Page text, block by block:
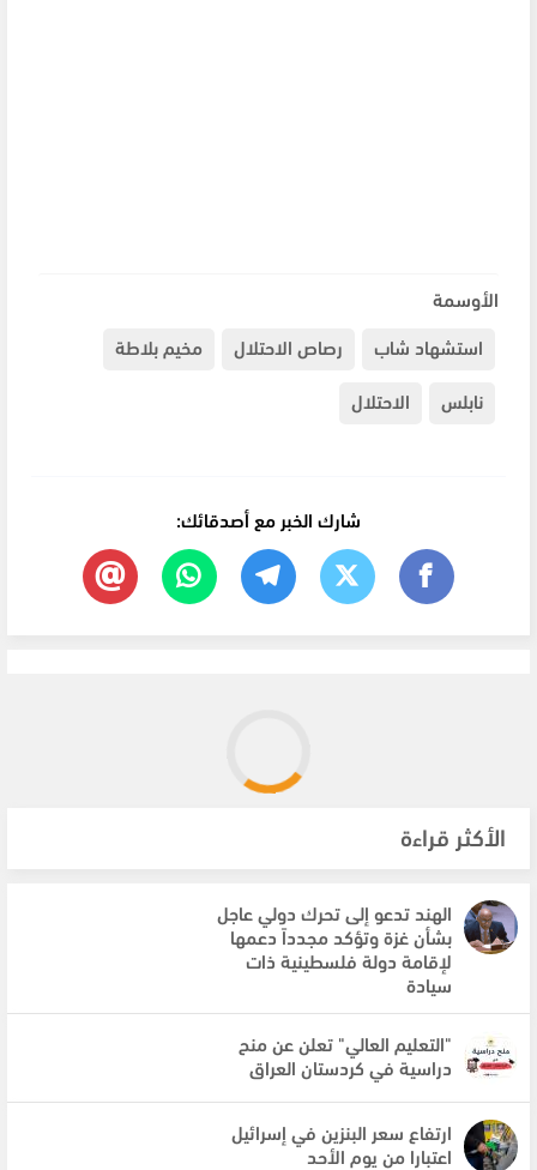
الأوسمة
استشهاد شاب
رصاص الاحتلال
مخيم بلاطة
نابلس
الاحتلال
شارك الخبر مع أصدقائك:
الأكثر قراءة
الهند تدعو إلى تحرك دولي عاجل
بشأن غزة وتؤكد مجدداً دعمها
لإقامة دولة فلسطينية ذات
سيادة
"التعليم العالي" تعلن عن منح
دراسية في كردستان العراق
ارتفاع سعر البنزين في إسرائيل
اعتبارا من يوم الأحد